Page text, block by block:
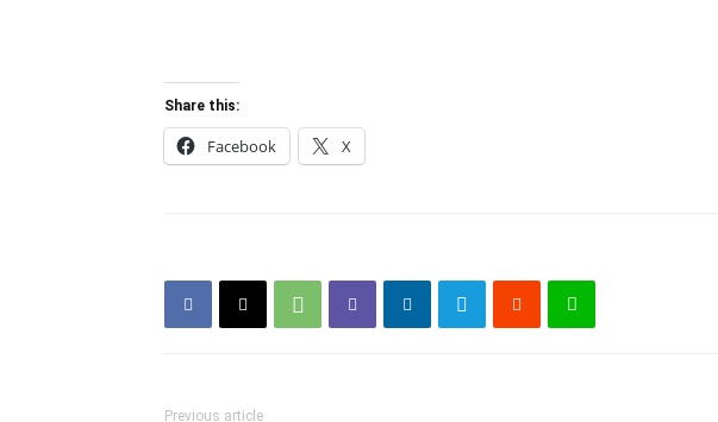
Share this:
Facebook X
Previous article